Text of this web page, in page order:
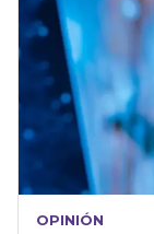
OPINIÓN